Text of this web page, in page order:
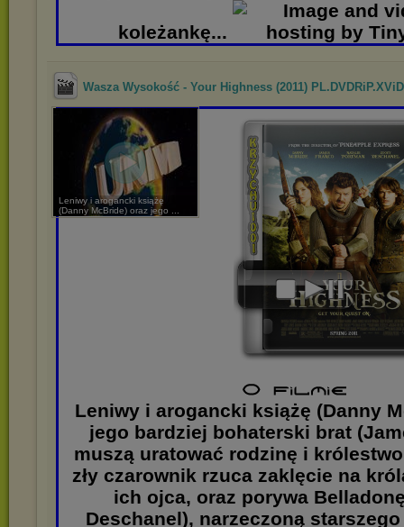
koleżankę...
Wasza Wysokość - Your Highness (2011)
Leniwy i arogancki książę
(Danny McBride) oraz jego ...
Leniwy i arogancki książę (Danny
jego bardziej bohaterski brat
muszą uratować rodzinę i
zły czarownik rzuca zaklęcie na
ich ojca, oraz porywa
Deschanel), narzeczoną